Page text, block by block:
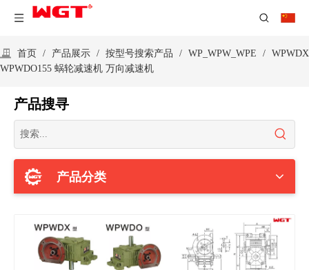
首页 / 产品展示 / 按型号搜索产品 / WP_WPW_WPE / WPWDX
WPWDO155 蜗轮减速机 万向减速机
产品搜寻
产品分类